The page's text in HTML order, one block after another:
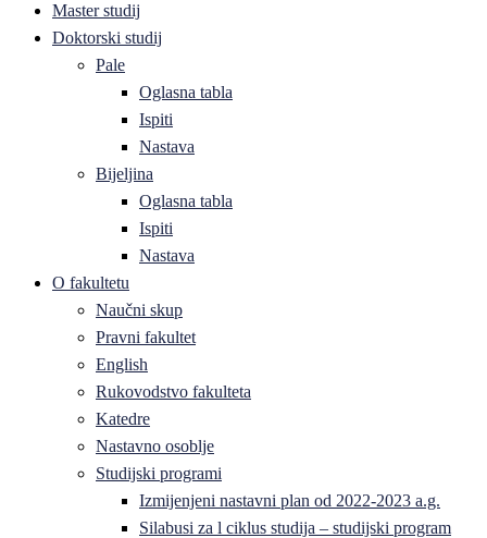
Master studij
Doktorski studij
Pale
Oglasna tabla
Ispiti
Nastava
Bijeljina
Oglasna tabla
Ispiti
Nastava
O fakultetu
Naučni skup
Pravni fakultet
English
Rukovodstvo fakulteta
Katedre
Nastavno osoblje
Studijski programi
Izmijenjeni nastavni plan od 2022-2023 a.g.
Silabusi za l ciklus studija – studijski program